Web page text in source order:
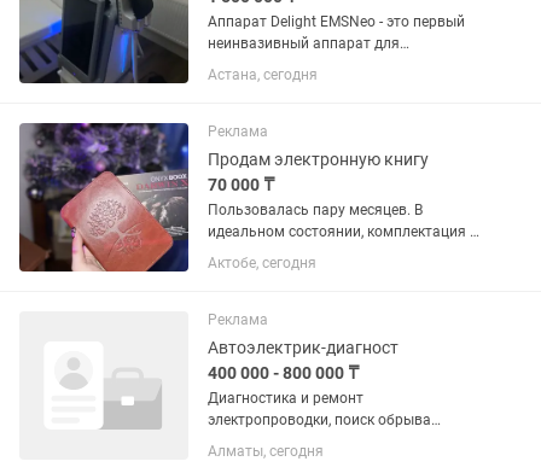
Аппарат Delight EMSNeo - это первый
неинвазивный аппарат для
одновременного укрепления мышц и
уменьшения жировых отложений. Это
который произвел революцию в
области...
Астана, сегодня
Реклама
Продам электронную книгу
70 000 ₸
Пользовалась пару месяцев. В
идеальном состоянии, комплектация и
коробка имеется. Характеристики
Экран: Топовый бумагоподобный
максимальной четкостью (300 ppi).
Глаза не...
Актобе, сегодня
Реклама
Автоэлектрик-диагност
400 000 - 800 000 ₸
Диагностика и ремонт
электропроводки, поиск обрыва
Ремонт ЭБУ Знание и расшифровка
кодов ошибок Диагностика и ремонт
Алматы, сегодня